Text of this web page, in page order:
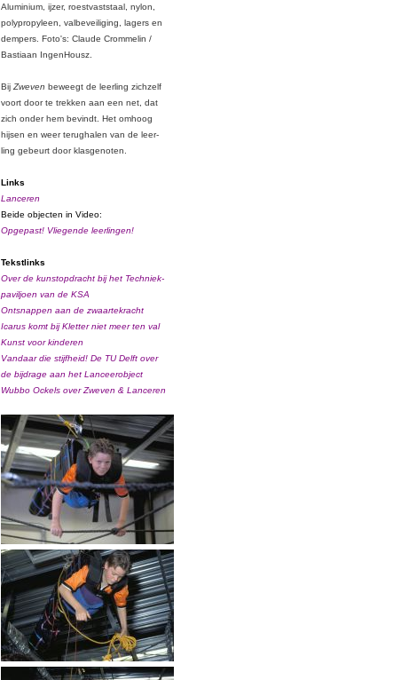
Aluminium, ijzer, roestvaststaal, nylon,
polypropyleen, valbeveiliging, lagers en
dempers. Foto's: Claude Crommelin /
Bastiaan IngenHousz.
Bij Zweven beweegt de leerling zichzelf
voort door te trekken aan een net, dat
zich onder hem bevindt. Het omhoog
hijsen en weer terughalen van de leer-
ling gebeurt door klasgenoten.
Links
Lanceren
Beide objecten in Video:
Opgepast! Vliegende leerlingen!
Tekstlinks
Over de kunstopdracht bij het Techniek-
paviljoen van de KSA
Ontsnappen aan de zwaartekracht
Icarus komt bij Kletter niet meer ten val
Kunst voor kinderen
Vandaar die stijfheid! De TU Delft over
de bijdrage aan het Lanceerobject
Wubbo Ockels over Zweven & Lanceren